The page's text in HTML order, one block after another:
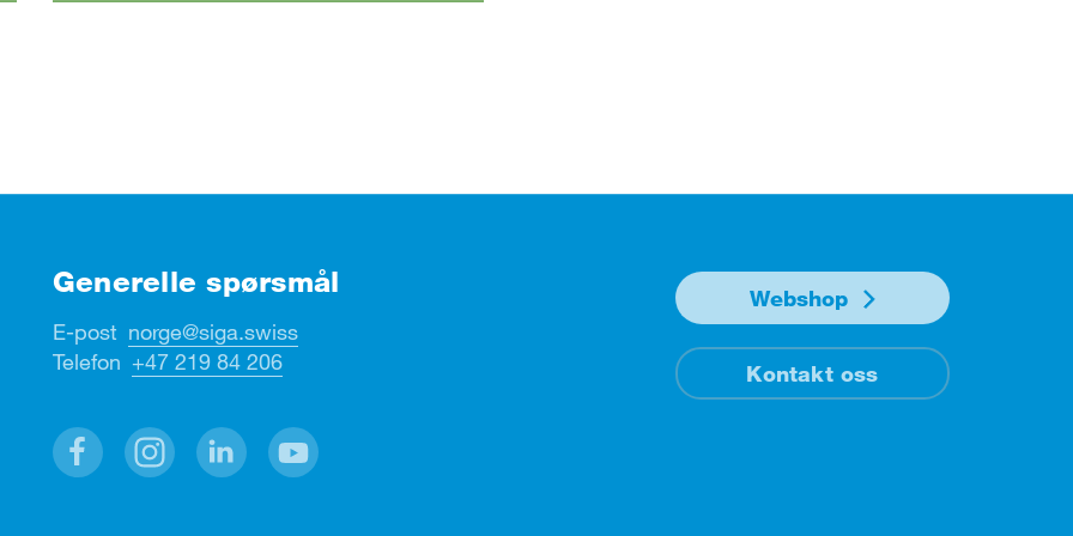
Generelle spørsmål
E-post norge@siga.swiss
Telefon +47 219 84 206
Webshop
Kontakt oss